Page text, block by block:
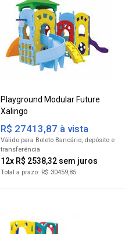
Playground Modular Future
Xalingo
R$ 30459,85
12x R$ 2538,32
R$ 27413,87 à vista
para Boleto Bancário